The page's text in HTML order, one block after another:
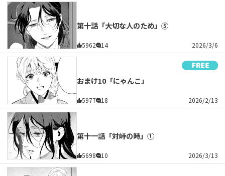
第十話「大切な人のため」⑤
5962 14 2026/3/6
おまけ10「にゃんこ」
5977 18 2026/2/13
第十一話「対峙の時」①
5698 10 2026/3/13